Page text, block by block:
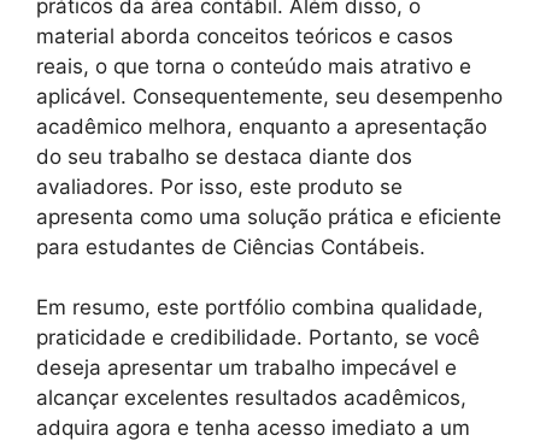
práticos da área contábil. Além disso, o
material aborda conceitos teóricos e casos
reais, o que torna o conteúdo mais atrativo e
aplicável. Consequentemente, seu desempenho
acadêmico melhora, enquanto a apresentação
do seu trabalho se destaca diante dos
avaliadores. Por isso, este produto se
apresenta como uma solução prática e eficiente
para estudantes de Ciências Contábeis.
Em resumo, este portfólio combina qualidade,
praticidade e credibilidade. Portanto, se você
deseja apresentar um trabalho impecável e
alcançar excelentes resultados acadêmicos,
adquira agora e tenha acesso imediato a um